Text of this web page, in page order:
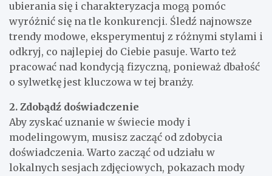
ubierania się i charakteryzacja mogą pomóc
wyróżnić się na tle konkurencji. Śledź najnowsze
trendy modowe, eksperymentuj z różnymi stylami i
odkryj, co najlepiej do Ciebie pasuje. Warto też
pracować nad kondycją fizyczną, ponieważ dbałość
o sylwetkę jest kluczowa w tej branży.
2. Zdobądź doświadczenie
Aby zyskać uznanie w świecie mody i
modelingowym, musisz zacząć od zdobycia
doświadczenia. Warto zacząć od udziału w
lokalnych sesjach zdjęciowych, pokazach mody